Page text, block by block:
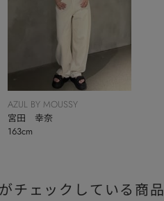
AZUL BY MOUSSY
宮田 幸奈
163cm
チェックしている商品